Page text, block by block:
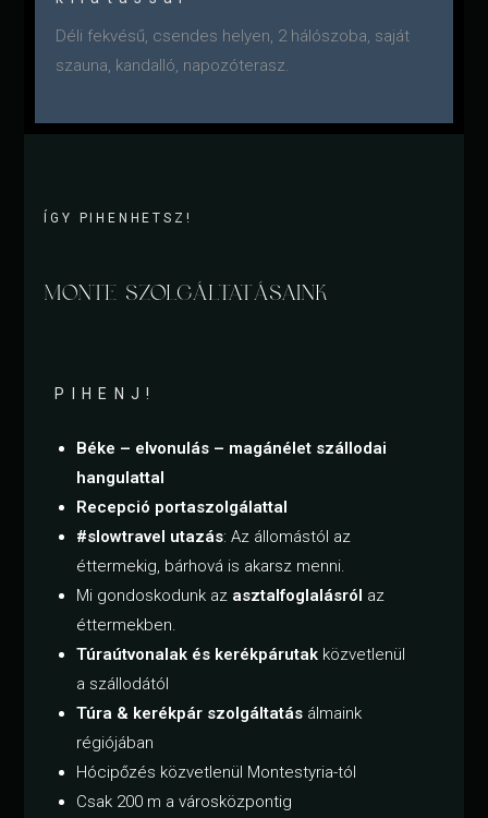
Déli fekvésű, csendes helyen, 2 hálószoba, saját
szauna, kandalló, napozóterasz.
ÍGY PIHENHETSZ!
MONTE SZOLGÁLTATÁSAINK
PIHENJ!
Béke – elvonulás – magánélet szállodai
hangulattal
Recepció portaszolgálattal
#slowtravel utazás: Az állomástól az
éttermekig, bárhová is akarsz menni.
Mi gondoskodunk az asztalfoglalásról az
éttermekben.
Túraútvonalak és kerékpárutak közvetlenül
a szállodától
Túra & kerékpár szolgáltatás álmaink
régiójában
Hócipőzés közvetlenül Montestyria-tól
Csak 200 m a városközpontig